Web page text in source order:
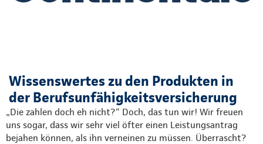
Wissenswertes zu den Produkten in
der Berufsunfähigkeitsversicherung
„Die zahlen doch eh nicht?“ Doch, das tun wir! Wir freuen
uns sogar, dass wir sehr viel öfter einen Leistungsantrag
bejahen können, als ihn verneinen zu müssen. Überrascht?